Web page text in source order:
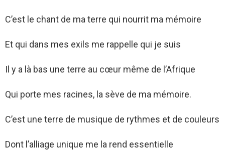
C’est le chant de ma terre qui nourrit ma mémoire
Et qui dans mes exils me rappelle qui je suis
Il y a là bas une terre au cœur même de l’Afrique
Qui porte mes racines, la sève de ma mémoire.
C’est une terre de musique de rythmes et de couleurs
Dont l’alliage unique me la rend essentielle